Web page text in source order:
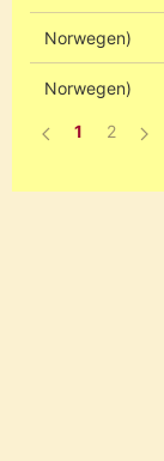
Norwegen)
Norwegen)
1 2